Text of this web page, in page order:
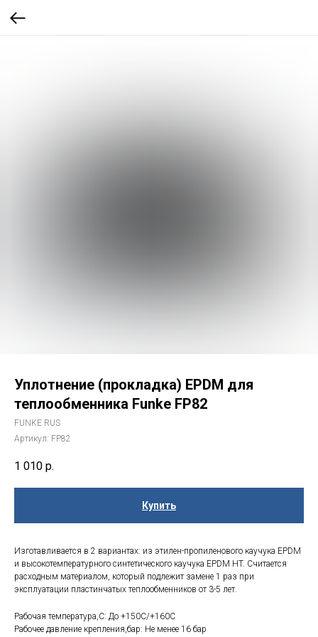
Уплотнение (прокладка) EPDM для
теплообменника Funke FP82
FUNKE RUS
Артикул: FP82
1 010 р.
Купить
Изготавливается в 2 вариантах: из этилен-пропиленового каучука EPDM
и высокотемпературного синтетического каучука EPDM HT. Считается
расходным материалом, который подлежит замене 1 раз при
эксплуатации пластинчатых теплообменников от 3-5 лет.
Рабочая температура,С: До +150С/+160С
Рабочее давление крепления,бар: Не менее 16 бар